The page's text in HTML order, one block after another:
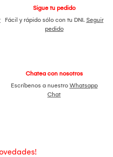
Sigue tu pedido
Fácil y rápido sólo con tu DNI. Seguir
pedido
Chatea con nosotros
Escríbenos a nuestro Whatsapp
Chat